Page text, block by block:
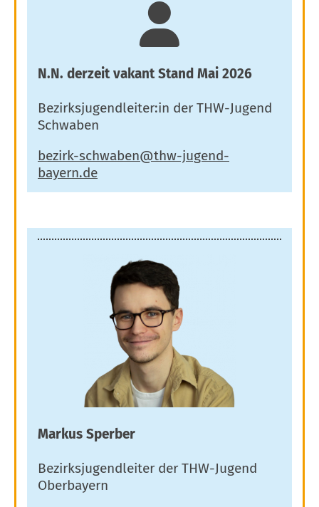
N.N. derzeit vakant Stand Mai 2026
Bezirksjugendleiter:in der THW-Jugend
Schwaben
Markus Sperber
Bezirksjugendleiter der THW-Jugend
Oberbayern